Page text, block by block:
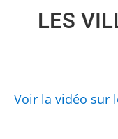
LES
Voir la vidéo sur